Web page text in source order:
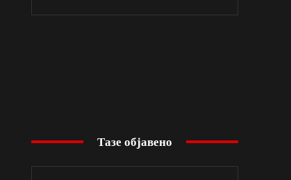
Тазе објавено